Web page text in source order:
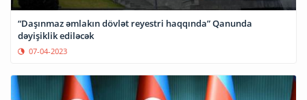
“Daşınmaz əmlakın dövlət reyestri haqqında” Qanunda
dəyişiklik ediləcək
07-04-2023